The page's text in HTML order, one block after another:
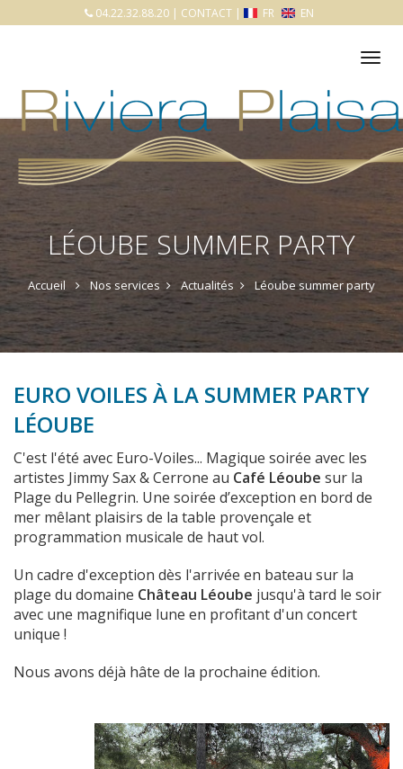
04.22.32.88.20 | CONTACT | FR EN
LÉOUBE SUMMER PARTY
Accueil Nos services Actualités Léoube summer party
EURO VOILES À LA SUMMER PARTY
LÉOUBE
C'est l'été avec Euro-Voiles... Magique soirée avec les
artistes Jimmy Sax & Cerrone au Café Léoube sur la
Plage du Pellegrin. Une soirée d’exception en bord de
mer mêlant plaisirs de la table provençale et
programmation musicale de haut vol.
Un cadre d'exception dès l'arrivée en bateau sur la
plage du domaine Château Léoube jusqu'à tard le soir
avec une magnifique lune en profitant d'un concert
unique !
Nous avons déjà hâte de la prochaine édition.